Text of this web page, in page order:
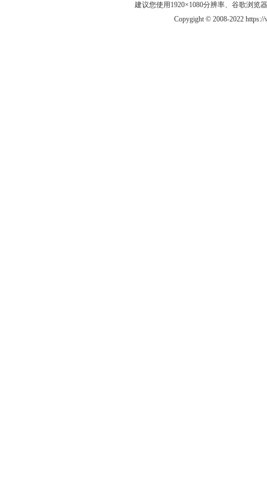
建议您使用1920×1080分辨率、谷歌浏览
Copygight © 2008-2022